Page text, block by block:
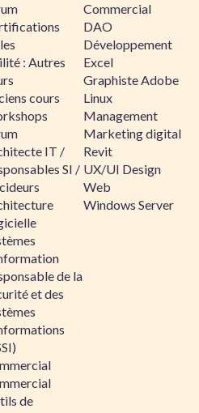
: Autres
cours
IT /
SI /
de la
et des
de
Commercial
DAO
Développement
Excel
Graphiste Adobe
Linux
Management
Marketing digital
Revit
UX/UI Design
Web
Windows Server